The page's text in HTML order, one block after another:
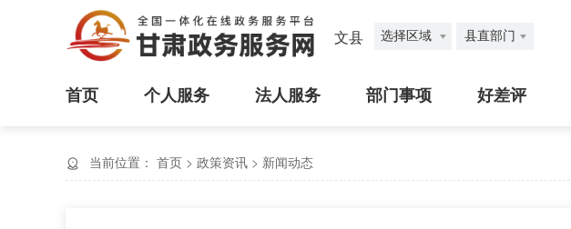
文县 选择区域 县直部门
首页 个人服务 法人服务 部门事项 好差评
当前位置： 首页 > 政策资讯 > 新闻动态